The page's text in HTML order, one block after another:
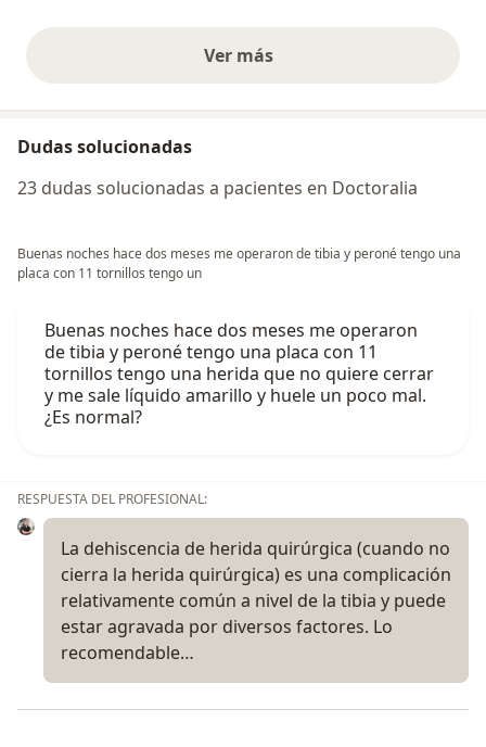
Ver másopiniones anteriores
Dudas solucionadas
23 dudas solucionadas a pacientes en Doctoralia
Buenas noches hace dos meses me operaron de tibia y peroné tengo una
placa con 11 tornillos tengo un
Buenas noches hace dos meses me operaron
de tibia y peroné tengo una placa con 11
tornillos tengo una herida que no quiere cerrar
y me sale líquido amarillo y huele un poco mal.
¿Es normal?
RESPUESTA DEL PROFESIONAL:
La dehiscencia de herida quirúrgica (cuando no
cierra la herida quirúrgica) es una complicación
relativamente común a nivel de la tibia y puede
estar agravada por diversos factores. Lo
recomendable…